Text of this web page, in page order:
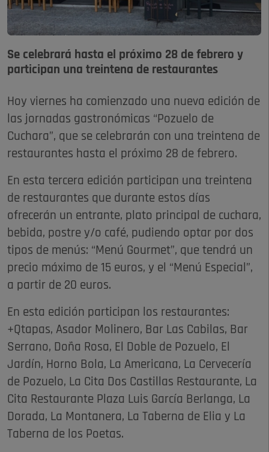
Se celebrará hasta el próximo 28 de febrero y
participan una treintena de restaurantes
Hoy viernes ha comienzado una nueva edición de
las jornadas gastronómicas “Pozuelo de
Cuchara”, que se celebrarán con una treintena de
restaurantes hasta el próximo 28 de febrero.
En esta tercera edición participan una treintena
de restaurantes que durante estos días
ofrecerán un entrante, plato principal de cuchara,
bebida, postre y/o café, pudiendo optar por dos
tipos de menús: “Menú Gourmet”, que tendrá un
precio máximo de 15 euros, y el “Menú Especial”,
a partir de 20 euros.
En esta edición participan los restaurantes:
+Qtapas, Asador Molinero, Bar Las Cabilas, Bar
Serrano, Doña Rosa, El Doble de Pozuelo, El
Jardín, Horno Bola, La Americana, La Cervecería
de Pozuelo, La Cita Dos Castillas Restaurante, La
Cita Restaurante Plaza Luis García Berlanga, La
Dorada, La Montanera, La Taberna de Elia y La
Taberna de los Poetas.